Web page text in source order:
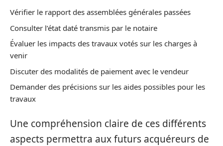
Vérifier le rapport des assemblées générales passées
Consulter l’état daté transmis par le notaire
Évaluer les impacts des travaux votés sur les charges à
venir
Discuter des modalités de paiement avec le vendeur
Demander des précisions sur les aides possibles pour les
travaux
Une compréhension claire de ces différents
aspects permettra aux futurs acquéreurs de